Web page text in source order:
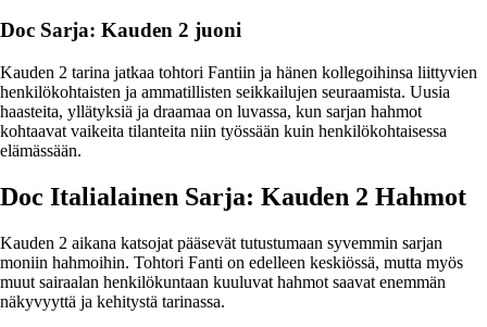
Doc Sarja: Kauden 2 juoni
Kauden 2 tarina jatkaa tohtori Fantiin ja hänen kollegoihinsa liittyvien
henkilökohtaisten ja ammatillisten seikkailujen seuraamista. Uusia
haasteita, yllätyksiä ja draamaa on luvassa, kun sarjan hahmot
kohtaavat vaikeita tilanteita niin työssään kuin henkilökohtaisessa
elämässään.
Doc Italialainen Sarja: Kauden 2 Hahmot
Kauden 2 aikana katsojat pääsevät tutustumaan syvemmin sarjan
moniin hahmoihin. Tohtori Fanti on edelleen keskiössä, mutta myös
muut sairaalan henkilökuntaan kuuluvat hahmot saavat enemmän
näkyvyyttä ja kehitystä tarinassa.